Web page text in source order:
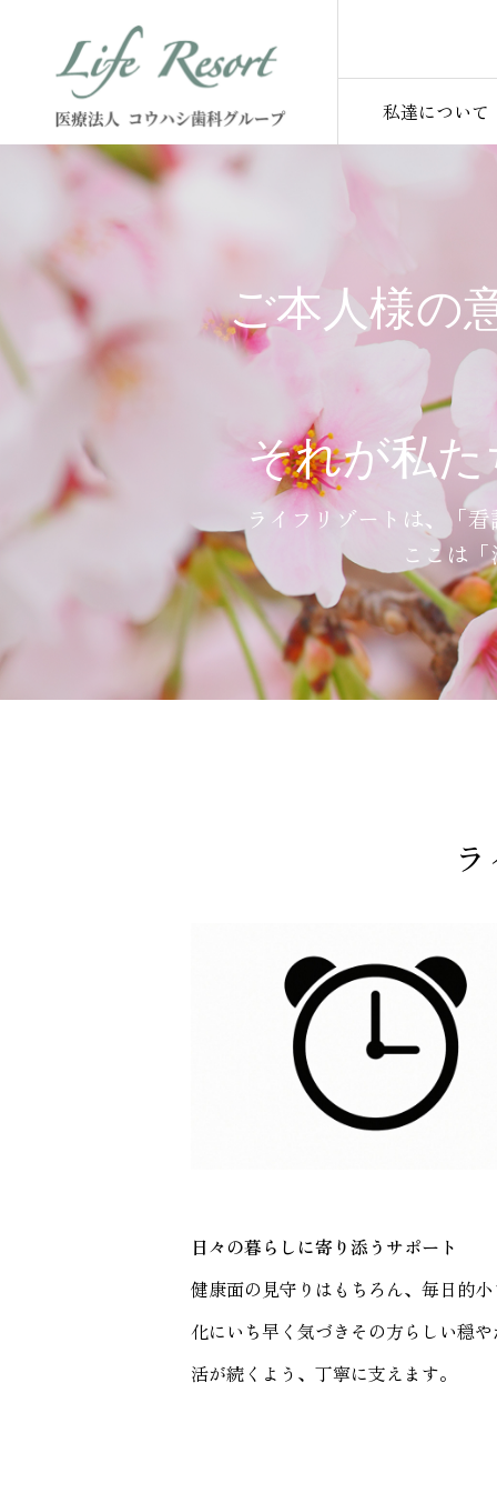
私達について
ご本人様の
それが私
ライフリゾートは、「
ここは
日々の暮らしに寄り添うサポート
健康面の見守りはもちろん、毎日的
化にいち早く気づきその方らしい穏
活が続くよう、丁寧に支えます。